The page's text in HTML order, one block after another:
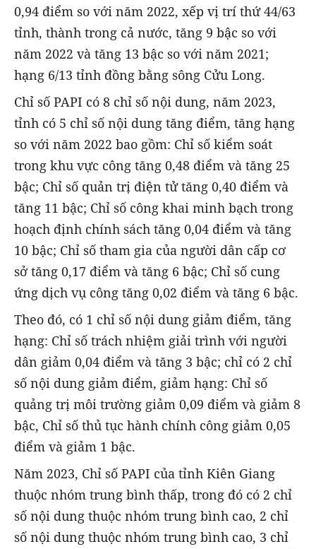
0,94 điểm so với năm 2022, xếp vị trí thứ44/63
tỉnh, thành trong cả nước, tăng 9 bậc so với
năm 2022 và tăng 13 bậc so với năm 2021;
hạng 6/13 tỉnh đồng bằng sông Cửu Long.
Chỉ số PAPI có 8 chỉ số nội dung, năm 2023,
tỉnh có 5 chỉ số nội dung tăng điểm, tăng hạng
so với năm 2022 bao gồm: Chỉ số kiểm soát
trong khu vực công tăng 0,48 điểm và tăng 25
bậc; Chỉ số quản trị điện tử tăng 0,40 điểm và
tăng 11 bậc; Chỉ số công khai minh bạch trong
hoạch định chính sách tăng 0,04 điểm và tăng
10 bậc; Chỉ số tham gia của người dân cấp cơ
sở tăng 0,17 điểm và tăng 6 bậc; Chỉ số cung
ứng dịch vụ công tăng 0,02 điểm và tăng 6 bậc.
Theo đó, có 1 chỉ số nội dung giảm điểm, tăng
hạng: Chỉ số trách nhiệm giải trình với người
dân giảm 0,04 điểm và tăng 3 bậc; chỉ có 2 chỉ
số nội dung giảm điểm, giảm hạng: Chỉ số
quảng trị môi trường giảm 0,09 điểm và giảm 8
bậc, Chỉ số thủ tục hành chính công giảm 0,05
điểm và giảm 1 bậc.
Năm 2023, Chỉ số PAPI của tỉnh Kiên Giang
thuộc nhóm trung bình thấp, trong đó có 2 chỉ
số nội dung thuộc nhóm trung bình cao, 2 chỉ
số nội dung thuộc nhóm trung bình cao, 3 chỉ